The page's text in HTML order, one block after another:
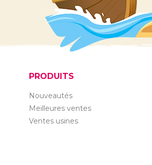
PRODUITS
Nouveautés
Meilleures ventes
Ventes usines